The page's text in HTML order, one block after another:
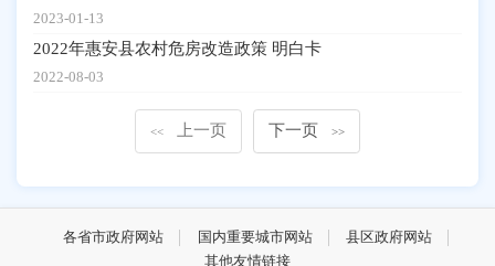
2023-01-13
2022年惠安县农村危房改造政策 明白卡
2022-08-03
<< 上一页 下一页 >>
各省市政府网站 国内重要城市网站
县区政府网站
其他友情链接